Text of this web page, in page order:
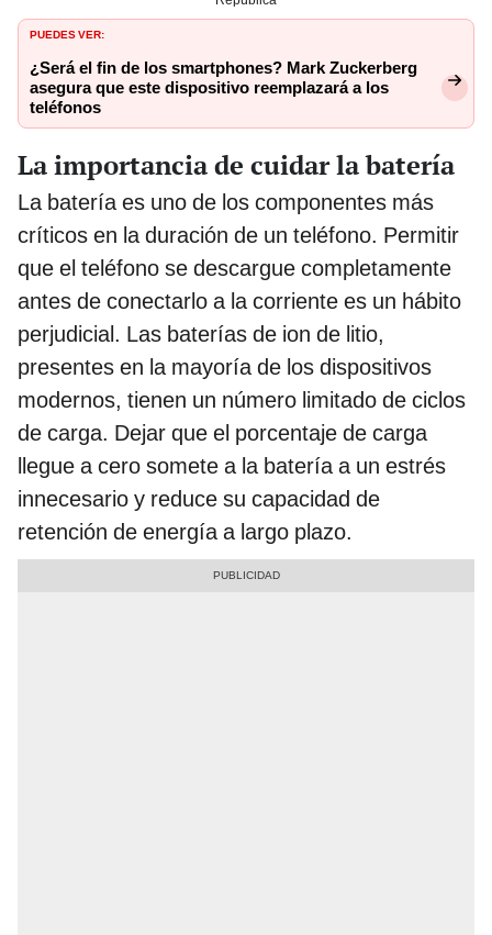
PUEDES VER:
¿Será el fin de los smartphones? Mark Zuckerberg
asegura que este dispositivo reemplazará a los
teléfonos
La importancia de cuidar la batería
La batería es uno de los componentes más
críticos en la duración de un teléfono. Permitir
que el teléfono se descargue completamente
antes de conectarlo a la corriente es un hábito
perjudicial. Las baterías de ion de litio,
presentes en la mayoría de los dispositivos
modernos, tienen un número limitado de ciclos
de carga. Dejar que el porcentaje de carga
llegue a cero somete a la batería a un estrés
innecesario y reduce su capacidad de
retención de energía a largo plazo.